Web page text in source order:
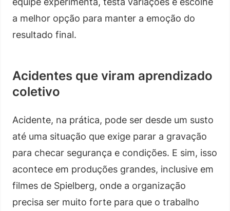
a melhor opção para manter a emoção do
resultado final.
Acidentes que viram aprendizado
coletivo
Acidente, na prática, pode ser desde um susto
até uma situação que exige parar a gravação
para checar segurança e condições. E sim, isso
acontece em produções grandes, inclusive em
filmes de Spielberg, onde a organização
precisa ser muito forte para que o trabalho